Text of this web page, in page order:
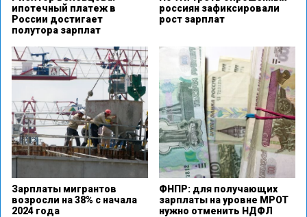
ипотечный платеж в
России достигает
полутора зарплат
россиян зафиксировали
рост зарплат
Зарплаты мигрантов
возросли на 38% с начала
2024 года
ФНПР: для получающих
зарплаты на уровне МРОТ
нужно отменить НДФЛ